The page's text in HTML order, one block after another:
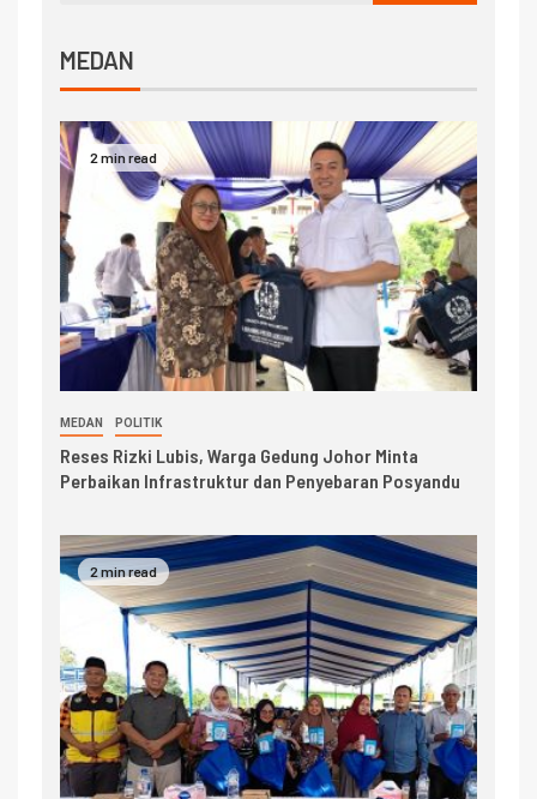
MEDAN
2 min read
MEDAN POLITIK
Reses Rizki Lubis, Warga Gedung Johor Minta
Perbaikan Infrastruktur dan Penyebaran Posyandu
2 min read